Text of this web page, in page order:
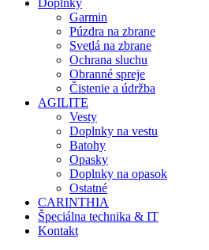
Doplnky
Garmin
Púzdra na zbrane
Svetlá na zbrane
Ochrana sluchu
Obranné spreje
Čistenie a údržba
AGILITE
Vesty
Doplnky na vestu
Batohy
Opasky
Doplnky na opasok
Ostatné
CARINTHIA
Špeciálna technika & IT
Kontakt